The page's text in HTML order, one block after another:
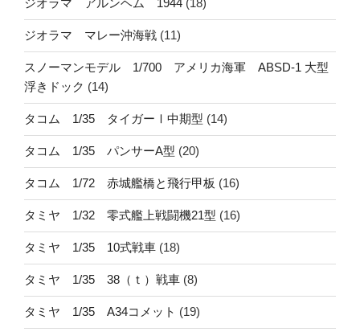
ジオラマ アルンヘム 1944 (18)
ジオラマ マレー沖海戦 (11)
スノーマンモデル 1/700 アメリカ海軍 ABSD-1 大型
浮きドック (14)
タコム 1/35 タイガーⅠ中期型 (14)
タコム 1/35 パンサーA型 (20)
タコム 1/72 赤城艦橋と飛行甲板 (16)
タミヤ 1/32 零式艦上戦闘機21型 (16)
タミヤ 1/35 10式戦車 (18)
タミヤ 1/35 38（ｔ）戦車 (8)
タミヤ 1/35 A34コメット (19)